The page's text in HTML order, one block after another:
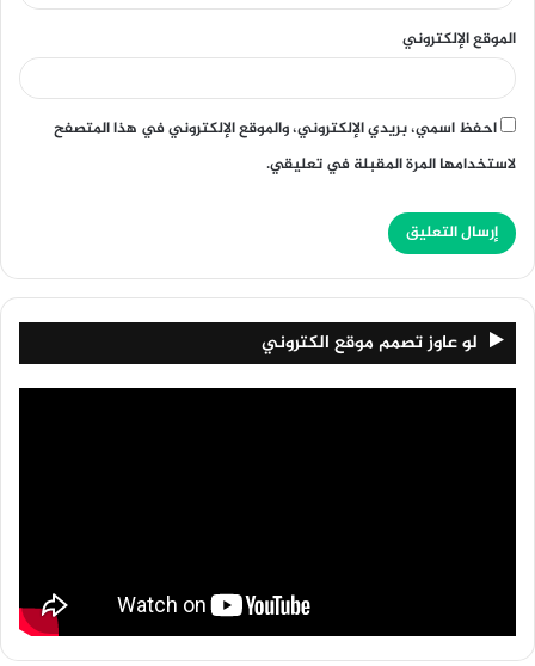
الموقع الإلكتروني
احفظ اسمي، بريدي الإلكتروني، والموقع الإلكتروني في هذا المتصفح
لاستخدامها المرة المقبلة في تعليقي.
لو عاوز تصمم موقع الكتروني